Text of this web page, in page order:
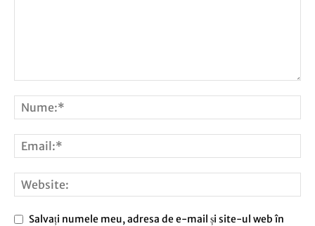
Salvați numele meu, adresa de e-mail și site-ul web în